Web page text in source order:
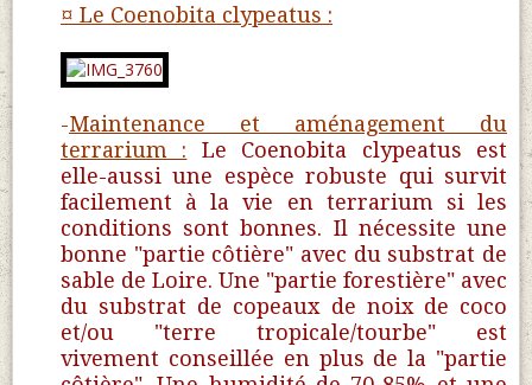
¤ Le Coenobita clypeatus :
-Maintenance et aménagement du
terrarium :
Le Coenobita clypeatus est
elle-aussi une espèce robuste qui survit
facilement à la vie en terrarium si les
conditions sont bonnes. Il nécessite une
bonne "partie côtière" avec du substrat de
sable de Loire. Une "partie forestière" avec
du substrat de copeaux de noix de coco
et/ou "terre tropicale/tourbe" est
vivement conseillée en plus de la "partie